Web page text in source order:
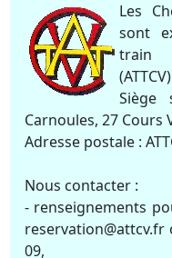
Les
sont
train
(ATTCV)
Siège
Carnoules, 27 Cours
Adresse postale :
Nous contacter :
- renseignements
09,